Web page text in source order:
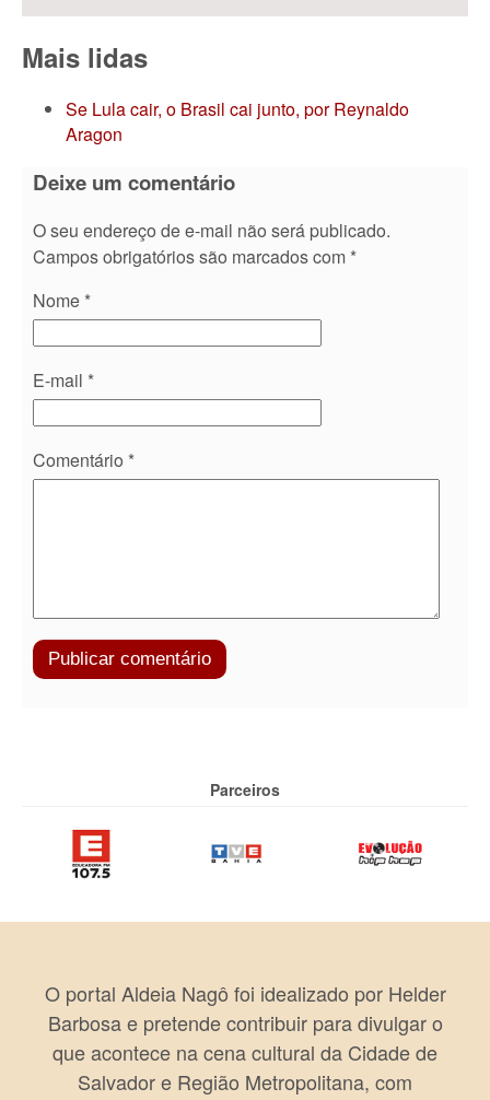
Mais lidas
Se Lula cair, o Brasil cai junto, por Reynaldo
Aragon
Deixe um comentário
O seu endereço de e-mail não será publicado.
Campos obrigatórios são marcados com *
Nome *
E-mail *
Comentário *
Parceiros
O portal Aldeia Nagô foi idealizado por Helder
Barbosa e pretende contribuir para divulgar o
que acontece na cena cultural da Cidade de
Salvador e Região Metropolitana, com